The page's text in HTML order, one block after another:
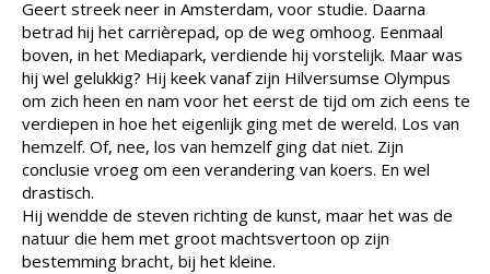
Geert streek neer in Amsterdam, voor studie. Daarna
betrad hij het carrièrepad, op de weg omhoog. Eenmaal
boven, in het Mediapark, verdiende hij vorstelijk. Maar was
hij wel gelukkig? Hij keek vanaf zijn Hilversumse Olympus
om zich heen en nam voor het eerst de tijd om zich eens te
verdiepen in hoe het eigenlijk ging met de wereld. Los van
hemzelf. Of, nee, los van hemzelf ging dat niet. Zijn
conclusie vroeg om een verandering van koers. En wel
drastisch.
Hij wendde de steven richting de kunst, maar het was de
natuur die hem met groot machtsvertoon op zijn
bestemming bracht, bij het kleine.